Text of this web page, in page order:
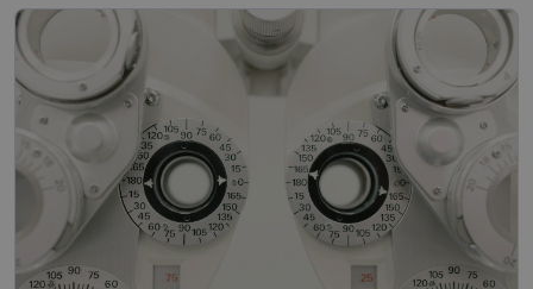
Funkciniai
Neklasifikuoti
Būtinieji slapukai
Statistikos slapukai
Rinkodaros slapukai
Funkciniai slapukai